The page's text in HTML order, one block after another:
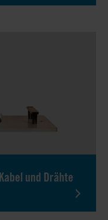
und Drähte